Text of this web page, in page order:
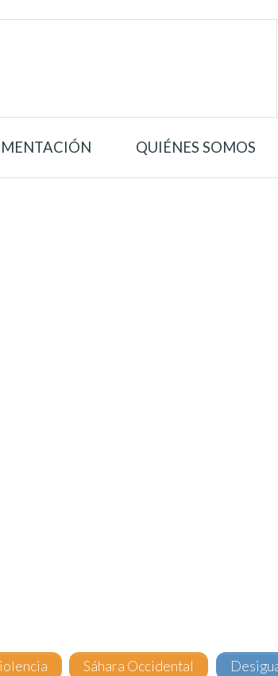
QUIÉNES SOMOS
Sáhara Occidental